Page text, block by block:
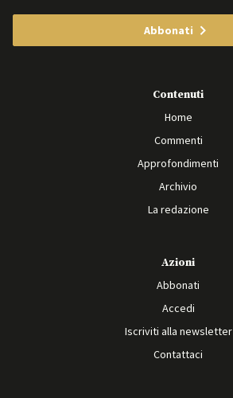
Abbonati
Contenuti
Home
Commenti
Approfondimenti
Archivio
La redazione
Azioni
Abbonati
Accedi
Iscriviti alla newsletter
Contattaci